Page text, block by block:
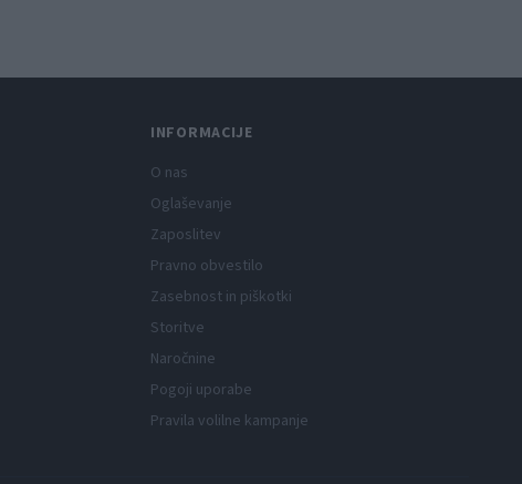
INFORMACIJE
O nas
Oglaševanje
Zaposlitev
Pravno obvestilo
Zasebnost in piškotki
Storitve
Naročnine
Pogoji uporabe
Pravila volilne kampanje